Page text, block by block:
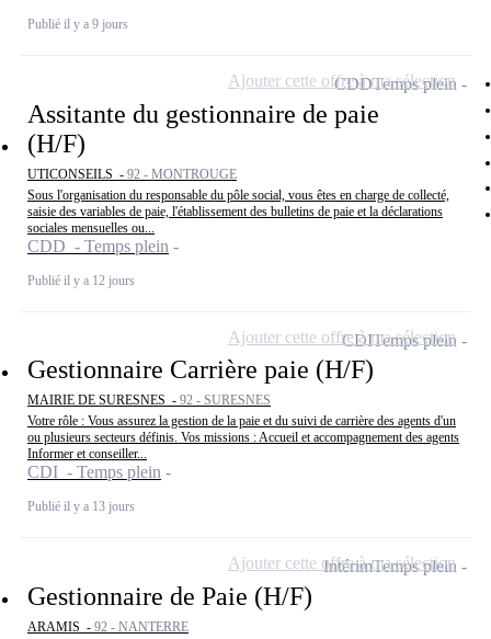
Publié il y a 9 jours
Assitante du gestionnaire de paie
(H/F)
UTICONSEILS - 92 - MONTROUGE
Sous l'organisation du responsable du pôle social, vous êtes en charge de collecté,
saisie des variables de paie, l'établissement des bulletins de paie et la déclarations
sociales mensuelles ou...
CDD - Temps plein
Publié il y a 12 jours
CDDTemps plein
Ajouter cette offre à ma sélection
Gestionnaire Carrière paie (H/F)
MAIRIE DE SURESNES - 92 - SURESNES
Votre rôle : Vous assurez la gestion de la paie et du suivi de carrière des agents d'un
ou plusieurs secteurs définis. Vos missions : Accueil et accompagnement des agents
Informer et conseiller...
CDI - Temps plein
Publié il y a 13 jours
CDITemps plein
Ajouter cette offre à ma sélection
Gestionnaire de Paie (H/F)
ARAMIS - 92 - NANTERRE
IntérimTemps plein
Ajouter cette offre à ma sélection